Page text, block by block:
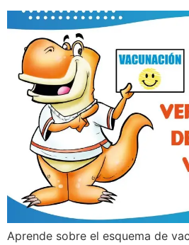
Aprende sobre el esquema de